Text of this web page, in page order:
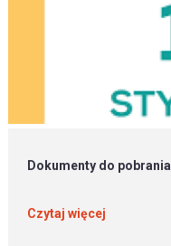
Dokumenty do pobrania
Czytaj więcej